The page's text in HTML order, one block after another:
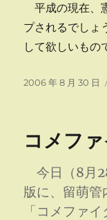
平成の現在、
プされるでしょ
して欲しいもの
投
2006 年 8 月 30 日
コメフ
今日（8月
版に、留萌管
「コメファ